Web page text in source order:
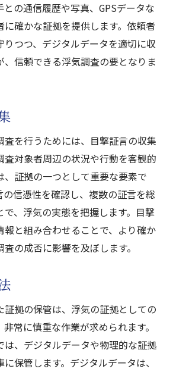
の通信履歴や写真、GPSデータな
に確かな証拠を提供します。依頼者
りつつ、デジタルデータを適切に収
信頼できる浮気調査の要となりま
査を行うためには、目撃証言の収集
査対象者周辺の状況や行動を客観的
、証拠の一つとして重要な要素で
の信憑性を確認し、複数の証言を総
、浮気の実態を把握します。目撃
報と組み合わせることで、より確か
の成否に影響を及ぼします。
証拠の保管は、浮気の証拠としての
常に慎重な作業が求められます。
は、デジタルデータや物理的な証拠
保管します。デジタルデータは、